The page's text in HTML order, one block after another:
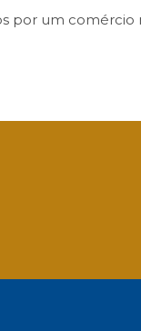
por um comércio